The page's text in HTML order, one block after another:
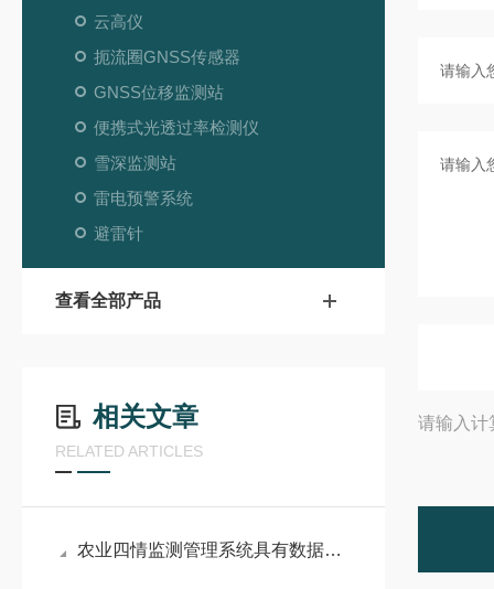
云高仪
扼流圈GNSS传感器
GNSS位移监测站
便携式光透过率检测仪
雪深监测站
雷电预警系统
避雷针
查看全部产品
相关文章
RELATED ARTICLES
农业四情监测管理系统具有数据存储与管理功能
请输入计